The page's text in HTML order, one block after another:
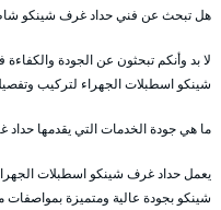
هل تبحث عن فني حداد غرف شينكو
لا بد وأنكم تبحثون عن الجودة
شينكو اسطبلات الجهراء لتركيب
ما هي جودة الخدمات التي يقدمها
يعمل حداد غرف شينكو اسطبلات
شينكو بجودة عالية ومتميزة بمواصفات